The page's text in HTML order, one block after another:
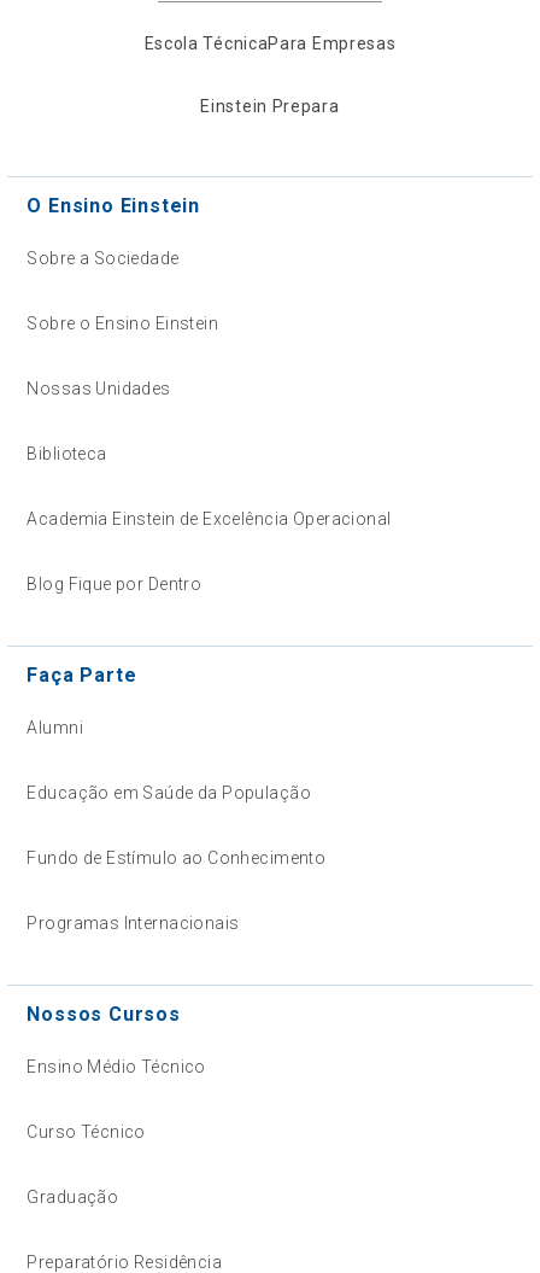
Escola TécnicaPara Empresas
Einstein Prepara
O Ensino Einstein
Sobre a Sociedade
Sobre o Ensino Einstein
Nossas Unidades
Biblioteca
Academia Einstein de Excelência Operacional
Blog Fique por Dentro
Faça Parte
Alumni
Educação em Saúde da População
Fundo de Estímulo ao Conhecimento
Programas Internacionais
Nossos Cursos
Ensino Médio Técnico
Curso Técnico
Graduação
Preparatório Residência